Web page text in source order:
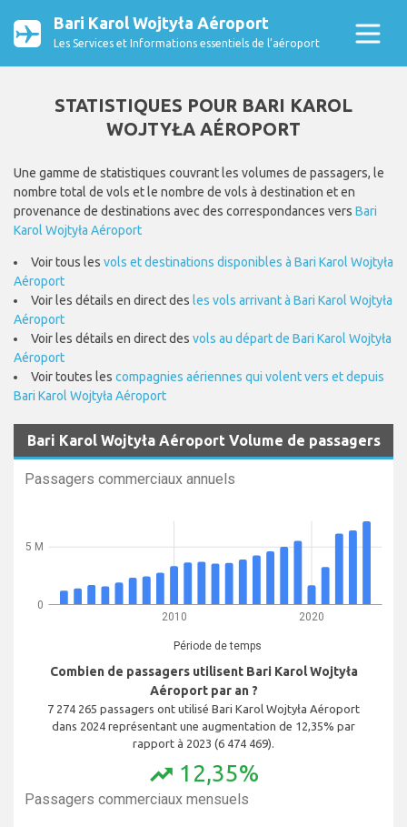
Bari Karol Wojtyła Aéroport
Les Services et Informations essentiels de l’aéroport
STATISTIQUES POUR BARI KAROL
WOJTYŁA AÉROPORT
Une gamme de statistiques couvrant les volumes de passagers, le
nombre total de vols et le nombre de vols à destination et en
provenance de destinations avec des correspondances vers Bari
Karol Wojtyła Aéroport
Voir tous les vols et destinations disponibles à Bari Karol Wojtyła
Aéroport
Voir les détails en direct des les vols arrivant à Bari Karol Wojtyła
Aéroport
Voir les détails en direct des vols au départ de Bari Karol Wojtyła
Aéroport
Voir toutes les compagnies aériennes qui volent vers et depuis
Bari Karol Wojtyła Aéroport
Bari Karol Wojtyła Aéroport Volume de passagers
Passagers commerciaux annuels
2010 2020
Période de temps
0
5 M
Combien de passagers utilisent Bari Karol Wojtyła
Aéroport par an ?
7 274 265 passagers ont utilisé Bari Karol Wojtyła Aéroport
dans 2024 représentant une augmentation de 12,35% par
rapport à 2023 (6 474 469).
trending_up 12,35%
Passagers commerciaux mensuels